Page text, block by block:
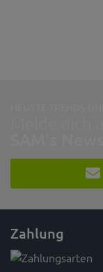
Zahlung